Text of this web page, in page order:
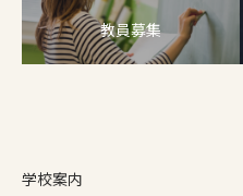
教員募集
学校案内